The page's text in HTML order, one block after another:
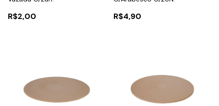
R$2,00 R$4,90